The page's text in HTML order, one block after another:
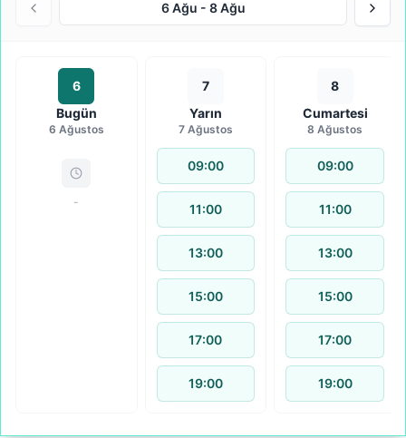
6 Ağu - 8 Ağu
6
Bugün
6 Ağustos
-
7
Yarın
7 Ağustos
09:00
11:00
13:00
15:00
17:00
19:00
8
Cumartesi
8 Ağustos
09:00
11:00
13:00
15:00
17:00
19:00